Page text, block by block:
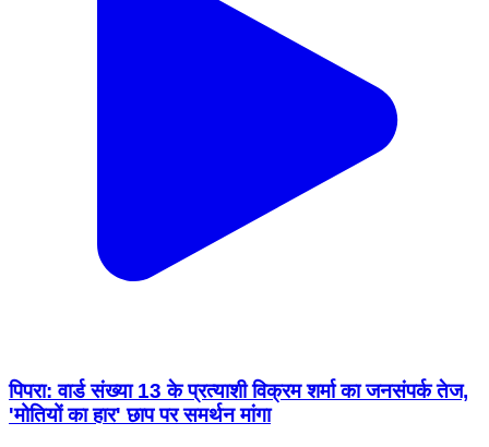
पिपरा: वार्ड संख्या 13 के प्रत्याशी विक्रम शर्मा का जनसंपर्क तेज,
'मोतियों का हार' छाप पर समर्थन मांगा